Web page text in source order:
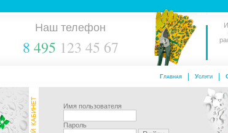
Наш телефон
8 495 123 45 67
Услуги
Главная
Имя пользователя
Пароль